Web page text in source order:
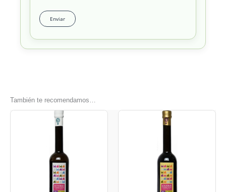
También te recomendamos…